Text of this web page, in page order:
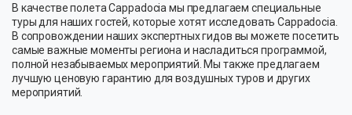
В качестве полета Cappadocia мы предлагаем специальные
туры для наших гостей, которые хотят исследовать Cappadocia.
В сопровождении наших экспертных гидов вы можете посетить
самые важные моменты региона и насладиться программой,
полной незабываемых мероприятий. Мы также предлагаем
лучшую ценовую гарантию для воздушных туров и других
мероприятий.